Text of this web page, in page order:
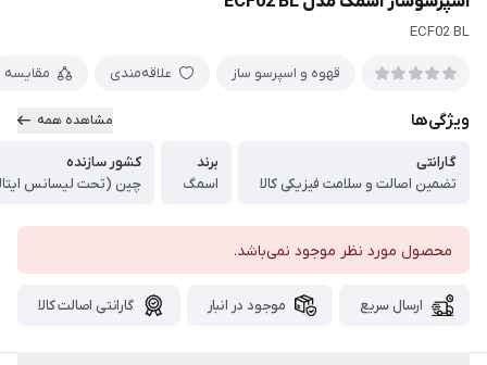
ECF02 BL
قهوه و اسپرسو ساز علاقه‌مندی مقایسه
ویژگی‌ها مشاهده همه
گارانتی
تضمین اصالت و سلامت فیزیکی کالا
برند
اسمگ
کشور سازنده
چین (تحت لیسانس
محصول مورد نظر موجود نمی‌باشد.
ارسال سریع موجود در انبار گارانتی اصالت کالا